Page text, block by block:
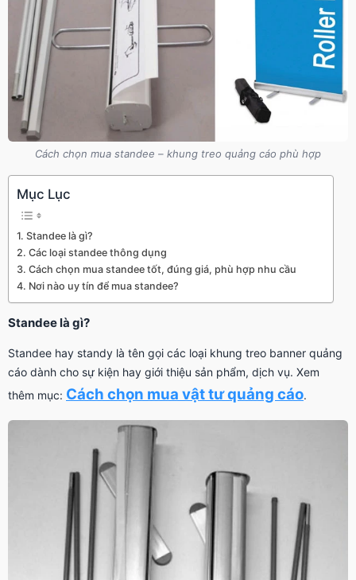
Cách chọn mua standee – khung treo quảng cáo phù hợp
Mục Lục
Standee là gì?
Các loại standee thông dụng
Cách chọn mua standee tốt, đúng giá, phù hợp nhu cầu
Nơi nào uy tín để mua standee?
Standee là gì?
Standee hay standy là tên gọi các loại khung treo banner quảng
cáo dành cho sự kiện hay giới thiệu sản phẩm, dịch vụ. Xem
thêm mục: Cách chọn mua vật tư quảng cáo.